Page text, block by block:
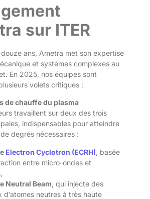
sur ITER
ans, Ametra met son expertise
et systèmes complexes au
En 2025, nos équipes sont
volets critiques :
de chauffe du plasma
travaillent sur deux des trois
indispensables pour atteindre
degrés nécessaires :
Electron Cyclotron (ECRH) , basée
entre micro-ondes et
Neutral Beam , qui injecte des
d’atomes neutres à très haute